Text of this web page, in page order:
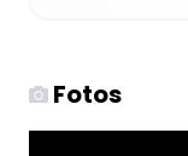
Fotos